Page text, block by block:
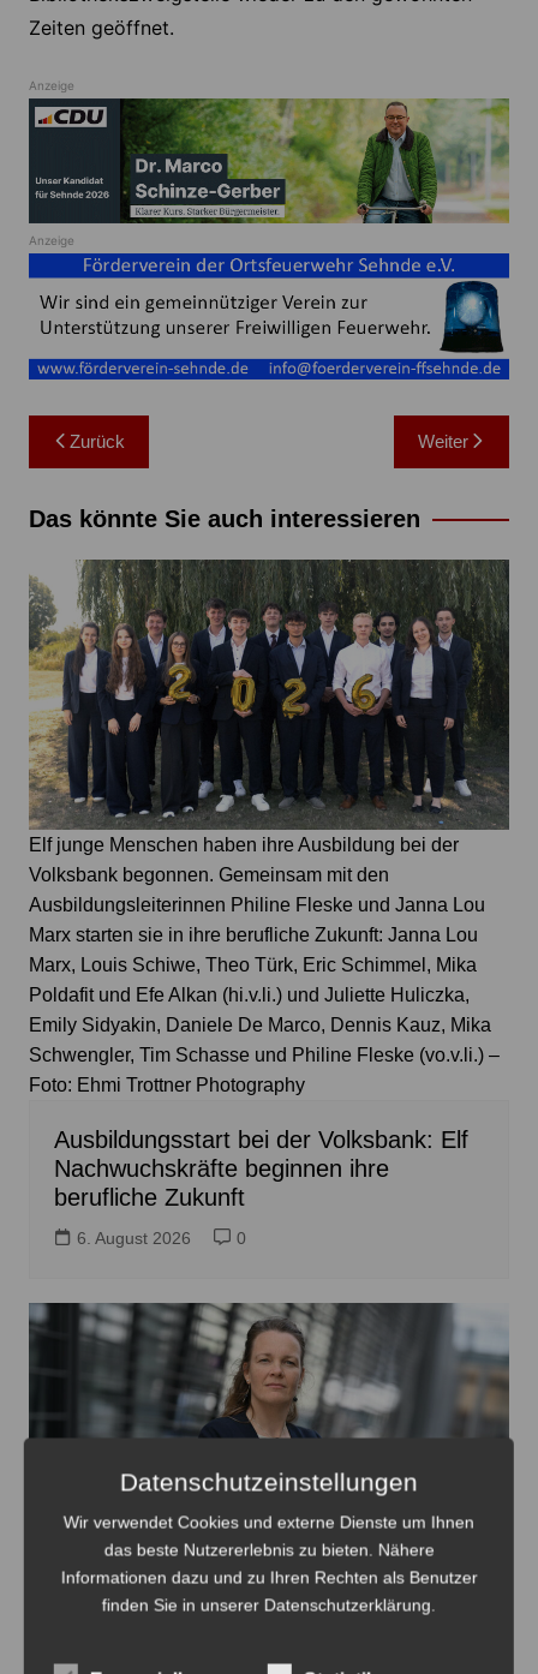
Zeiten geöffnet.
Anzeige
Anzeige
Beitragsnavigation
Zurück Weiter
Das könnte Sie auch interessieren
Elf junge Menschen haben ihre Ausbildung bei der
Volksbank begonnen. Gemeinsam mit den
Ausbildungsleiterinnen Philine Fleske und Janna Lou
Marx starten sie in ihre berufliche Zukunft: Janna Lou
Marx, Louis Schiwe, Theo Türk, Eric Schimmel, Mika
Poldafit und Efe Alkan (hi.v.li.) und Juliette Huliczka,
Emily Sidyakin, Daniele De Marco, Dennis Kauz, Mika
Schwengler, Tim Schasse und Philine Fleske (vo.v.li.) –
Foto: Ehmi Trottner Photography
Ausbildungsstart bei der Volksbank: Elf
Nachwuchskräfte beginnen ihre
berufliche Zukunft
6. August 2026 0
Eva Bender sichert den Frauenhäusern weitere
Unterstützung zu - Foto: SPD
Datenschutzeinstellungen
Wir verwendet Cookies und externe Dienste um Ihnen
das beste Nutzererlebnis zu bieten. Nähere
Informationen dazu und zu Ihren Rechten als Benutzer
finden Sie in unserer Datenschutzerklärung.